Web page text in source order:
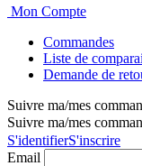
Mon Compte
Commandes
Liste de
Demande de
Suivre ma/mes
Suivre ma/mes
S'identifierS'inscrire
Email